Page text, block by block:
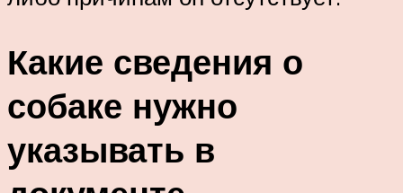
Какие сведения о
собаке нужно
указывать в